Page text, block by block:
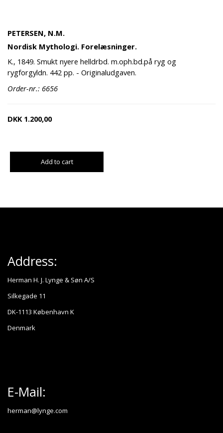
PETERSEN, N.M.
Nordisk Mythologi. Forelæsninger.
K., 1849. Smukt nyere helldrbd. m.oph.bd.på ryg og
rygforgyldn. 442 pp. - Originaludgaven.
Order-nr.: 6656
DKK 1.200,00
Add to cart
Address:
Herman H. J. Lynge & Søn A/S
Silkegade 11
DK-1113 København K
Denmark
E-Mail:
herman@lynge.com